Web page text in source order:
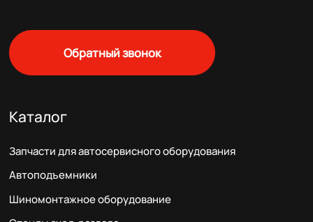
Обратный звонок
Каталог
Запчасти для автосервисного оборудования
Автоподъемники
Шиномонтажное оборудование